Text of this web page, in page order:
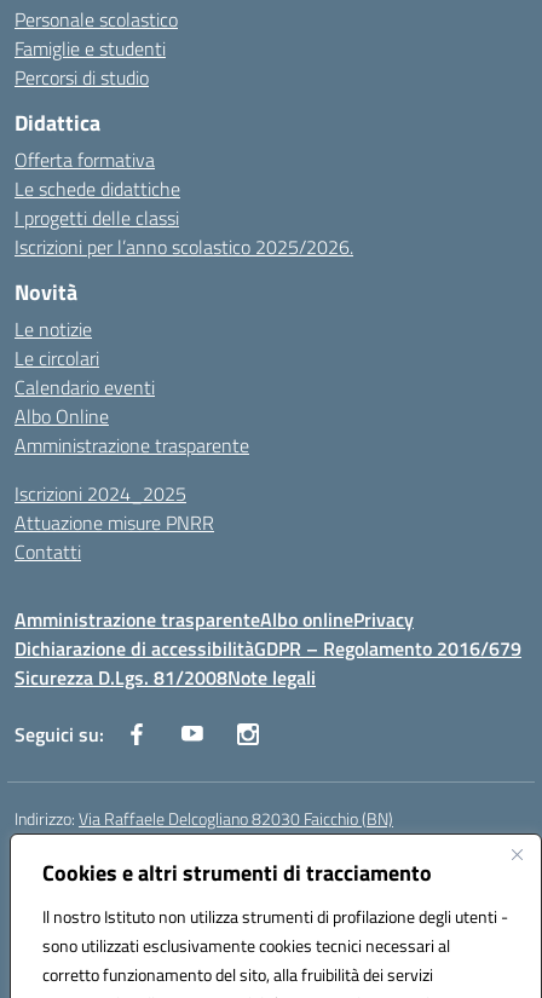
Cookies e altri strumenti di tracciamento
Il nostro Istituto non utilizza strumenti di profilazione degli utenti -
sono utilizzati esclusivamente cookies tecnici necessari al
corretto funzionamento del sito, alla fruibilità dei servizi
Personale scolastico
Famiglie e studenti
Percorsi di studio
Didattica
Offerta formativa
Le schede didattiche
I progetti delle classi
Iscrizioni per l’anno scolastico 2025/2026.
Novità
Le notizie
Le circolari
Calendario eventi
Albo Online
Amministrazione trasparente
Iscrizioni 2024_2025
Attuazione misure PNRR
Contatti
Amministrazione trasparenteAlbo onlinePrivacy
Dichiarazione di accessibilitàGDPR – Regolamento 2016/679
Sicurezza D.Lgs. 81/2008Note legali
Seguici su:
Indirizzo:Via Raffaele Delcogliano 82030 Faicchio (BN)
Centralino:
Posta elettronica certificata (PEC):bnis02300v@pec.istruzione.it
Codice fiscale: 90003320620
Codice meccanografico:BNIS02300V
Codice Indice delle Pubbliche Amministrazioni (IPA): istsc_bnis02300v
Codice unico di fatturazione (CUF): UFQEG8